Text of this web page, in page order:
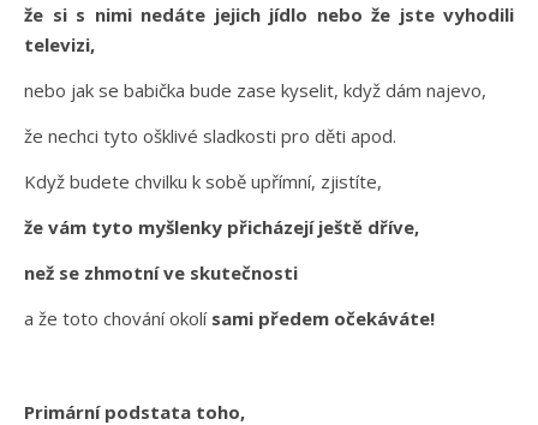
že si s nimi nedáte jejich jídlo nebo že jste vyhodili
televizi,
nebo jak se babička bude zase kyselit, když dám najevo,
že nechci tyto ošklivé sladkosti pro děti apod.
Když budete chvilku k sobě upřímní, zjistíte,
že vám tyto myšlenky přicházejí ještě dříve,
než se zhmotní ve skutečnosti
a že toto chování okolí sami předem očekáváte!
Primární podstata toho,